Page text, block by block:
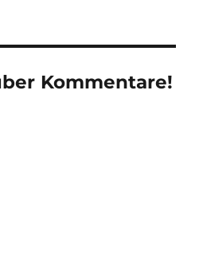
Kommentare!